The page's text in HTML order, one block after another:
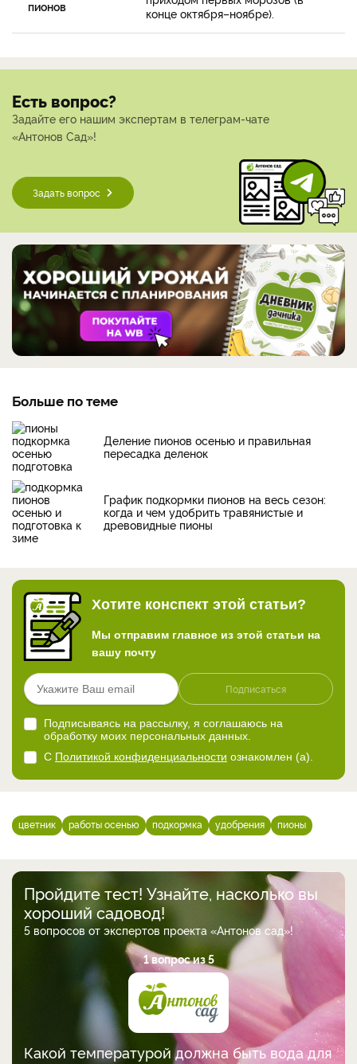
пионов
конце октября–ноябре).
Есть вопрос?
Задайте его нашим экспертам в телеграм-чате
«Антонов Сад»!
Задать вопрос
Больше по теме
Деление пионов осенью и правильная
пересадка деленок
График подкормки пионов на весь сезон:
когда и чем удобрить травянистые и
древовидные пионы
Хотите конспект этой статьи?
Мы отправим главное из этой статьи на
вашу почту
Подписаться
Подписываясь на рассылку, я соглашаюсь на
обработку моих персональных данных.
С Политикой конфиденциальности ознакомлен (а).
цветник работы осенью подкормка удобрения пионы
Пройдите тест! Узнайте, насколько вы
хороший садовод!
5 вопросов от экспертов проекта «Антонов сад»!
1 вопрос из 5
Какой температурой должна быть вода для